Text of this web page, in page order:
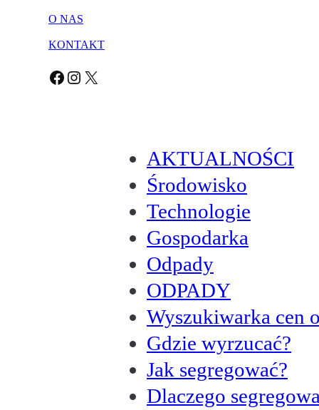
O NAS
KONTAKT
Facebook Instagram X
AKTUALNOŚCI
Środowisko
Technologie
Gospodarka
Odpady
ODPADY
Wyszukiwarka cen
Gdzie wyrzucać?
Jak segregować?
Dlaczego